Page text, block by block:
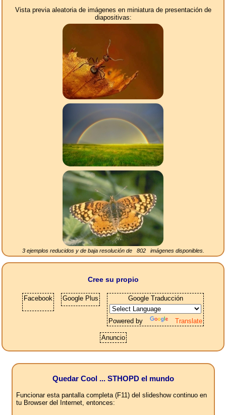
Vista previa aleatoria de imágenes en miniatura de presentación de
diapositivas:
3 ejemplos reducidos y de baja resolución de 802imágenes disponibles.
Cree su propio
Facebook Google Plus Google Traducción
Powered by Translate
Anuncio
Quedar Cool ... STHOPD el mundo
Funcionar esta pantalla completa (F11) del slideshow continuo en
tu Browser del Internet, entonces: